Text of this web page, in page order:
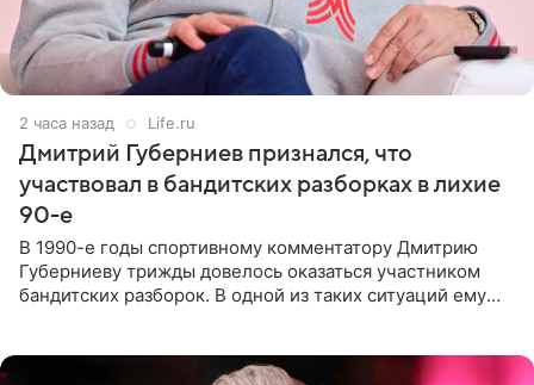
2 часа назад Life.ru
Дмитрий Губерниев признался, что
участвовал в бандитских разборках в лихие
90-е
В 1990-е годы спортивному комментатору Дмитрию
Губерниеву трижды довелось оказаться участником
бандитских разборок. В одной из таких ситуаций ему